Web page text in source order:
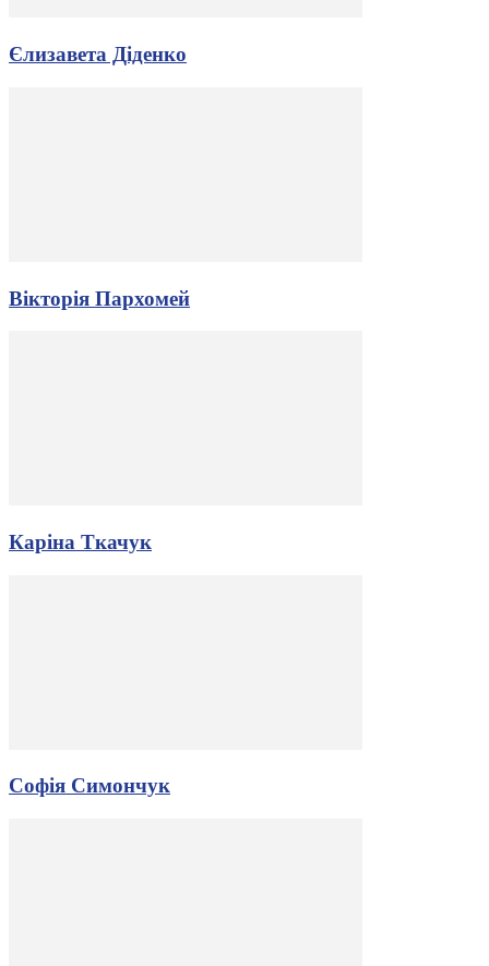
Єлизавета Діденко
Вікторія Пархомей
Каріна Ткачук
Софія Симончук